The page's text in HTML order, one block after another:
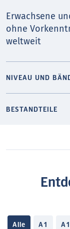
Erwachsene
ohne
weltweit
NIVEAU UND
BESTANDTEILE
Alle A1